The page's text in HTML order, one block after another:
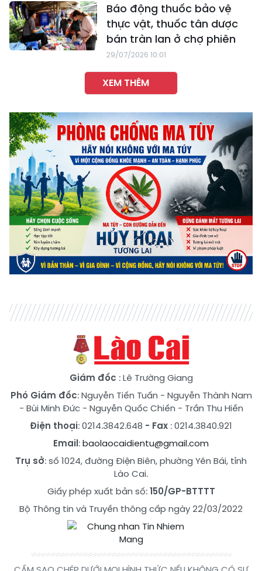
Báo động thuốc bảo vệ
thực vật, thuốc tân dược
bán tràn lan ở chợ phiên
29/07/2026 10:01
XEM THÊM
Giám đốc : Lê Trường Giang
Phó Giám đốc:Nguyễn Tiến Tuấn - Nguyễn Thành Nam
- Bùi Minh Đức- Nguyễn Quốc Chiến - Trần Thu Hiền
Điện thoại: 0214.3842.648 - Fax : 0214.3840.921
Email:baolaocaidientu@gmail.com
Trụ sở: số 1024, đường Điện Biên, phường Yên Bái, tỉnh
Lào Cai.
Giấy phép xuất bản số:150/GP-BTTTT
Bộ Thông tin và Truyền thông cấp ngày 22/03/2022